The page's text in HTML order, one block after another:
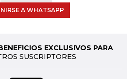
A WHATSAPP
EXCLUSIVOS PARA
SUSCRIPTORES